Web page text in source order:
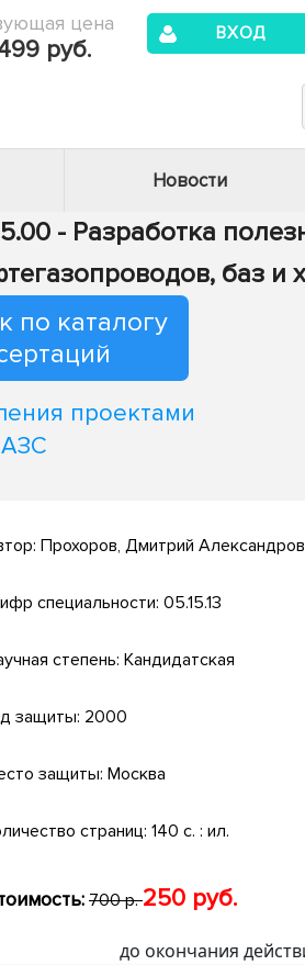
цена
руб.
ВХОД
Новости
- Разработка
баз
по каталогу
проектами
АЗС
Прохоров, Дмитрий
специальности: 05.15.13
степень: Кандидатская
защиты: 2000
защиты: Москва
страниц: 140 с. : ил.
700 р.250 руб.
до окончания